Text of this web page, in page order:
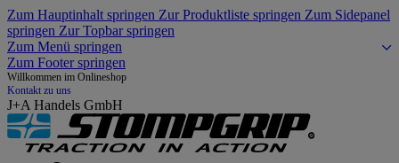
Zum Hauptinhalt springen Zur Produktliste springen Zum Sidepanel
springen Zur Topbar springen
Zum Menü springen
Zum Footer springen
Willkommen im Onlineshop
Kontakt zu uns
J+A Handels GmbH